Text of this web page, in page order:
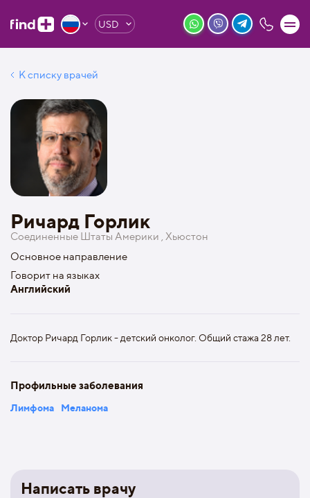
USD
К списку врачей
Написать врачу
Ричард Горлик
Соединенные Штаты Америки , Хьюстон
Основное направление
Говорит на языках
Английский
Доктор Ричард Горлик - детский онколог. Общий стажа 28 лет.
Профильные заболевания
Лимфома Меланома